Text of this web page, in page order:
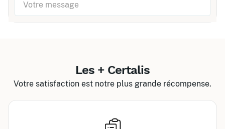
Les + Certalis
Votre satisfaction est notre plus grande récompense.